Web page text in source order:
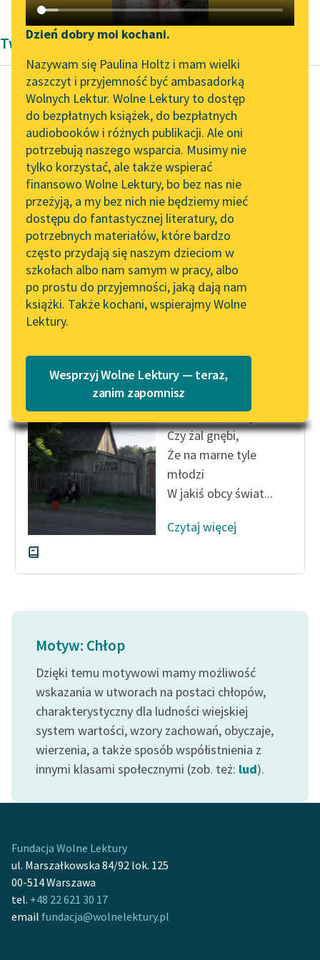
Katalog DAISY
Podkasty o książkach
Zgłoś brak utworu
Aktualności
„Prokurator Alicja Horn”
do słuchania
Byliśmy częścią AI Impact
Lab
Zapraszamy na spotkanie
online z tłumaczkami
literatury skandynawskiej
Spotkanie z Katarzyną
Tunkiel w Oslo
102. lata temu zmarł
Joseph Conrad
Lektury szkolne i klasyka
literatury do słuchania dla
uczennic i uczniów z
niepełnosprawnościami
E-kolekcja lektur
szkolnych i literatury do
słuchania dla uczennic i
niepełnosprawnościami
Feministyczne inspiracje.
feministycznej
Ręce pełne poezji
Kolekcje edukacyjne
twórców przechodzących
do domeny publicznej,
lektur szkolnych oraz
Starego Testamentu
Odkurzamy bohaterów
Szkoła Poezji Wolnych
Narzędzia
Mapa Wolnych Lektur
Leśmianator
Przewodnik dla piszących i
czytających
API
OAI-PMH
Widget Wolnych Lektur
Przypisy
Katalog w formacie PDF
O nas
Kontakt
Dzień dobry moi kochani.
Nazywam się Paulina Holtz i mam wielki
zaszczyt i przyjemność być ambasadorką
Wolnych Lektur. Wolne Lektury to dostęp
do bezpłatnych książek, do bezpłatnych
audiobooków i różnych publikacji. Ale oni
potrzebują naszego wsparcia. Musimy nie
tylko korzystać, ale także wspierać
finansowo Wolne Lektury, bo bez nas nie
przeżyją, a my bez nich nie będziemy mieć
dostępu do fantastycznej literatury, do
potrzebnych materiałów, które bardzo
często przydają się naszym dzieciom w
szkołach albo nam samym w pracy, albo
po prostu do przyjemności, jaką dają nam
książki. Także kochani, wspierajmy Wolne
Lektury.
Wesprzyj Wolne Lektury — teraz,
zanim zapomnisz
Twórczość Andrzeja Niemojewskiego
Andrzej Niemojewski
Branka
Tam blask widny przez
opary,
W oknach dworku
światło mruga,
Gdzie pan mieszka,
siwy, stary...
Czytaj więcej
Andrzej Niemojewski
Branka
Cóż wam, starzy?…
Czy żal gnębi,
Że na marne tyle
młodzi
W jakiś obcy świat...
Czytaj więcej
Motyw: Chłop
Dzięki temu motywowi mamy możliwość
wskazania w utworach na postaci chłopów,
charakterystyczny dla ludności wiejskiej
system wartości, wzory zachowań, obyczaje,
wierzenia, a także sposób współistnienia z
innymi klasami społecznymi (zob. też: lud).
Fundacja Wolne Lektury
ul. Marszałkowska 84/92 lok. 125
00-514 Warszawa
tel. +48 22 621 30 17
email fundacja@wolnelektury.pl